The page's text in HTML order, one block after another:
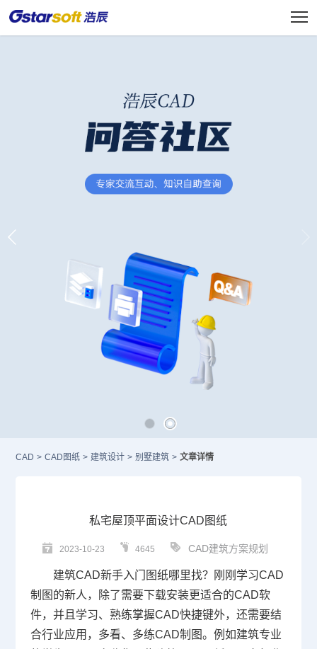
CAD > CAD图纸 > 建筑设计 > 别墅建筑 > 文章详情
私宅屋顶平面设计CAD图纸
2023-10-23 4645 CAD建筑方案规划
建筑CAD新手入门图纸哪里找？刚刚学习CAD
制图的新人，除了需要下载安装更适合的CAD软
件，并且学习、熟练掌握CAD快捷键外，还需要结
合行业应用，多看、多练CAD制图。例如建筑专业